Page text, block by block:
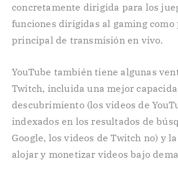
concretamente dirigida para los
funciones dirigidas al gaming
principal de transmisión en vivo.
YouTube también tiene algunas
Twitch, incluida una mejor
descubrimiento (los videos de
indexados en los resultados de
Google, los videos de Twitch no) y
alojar y monetizar videos bajo